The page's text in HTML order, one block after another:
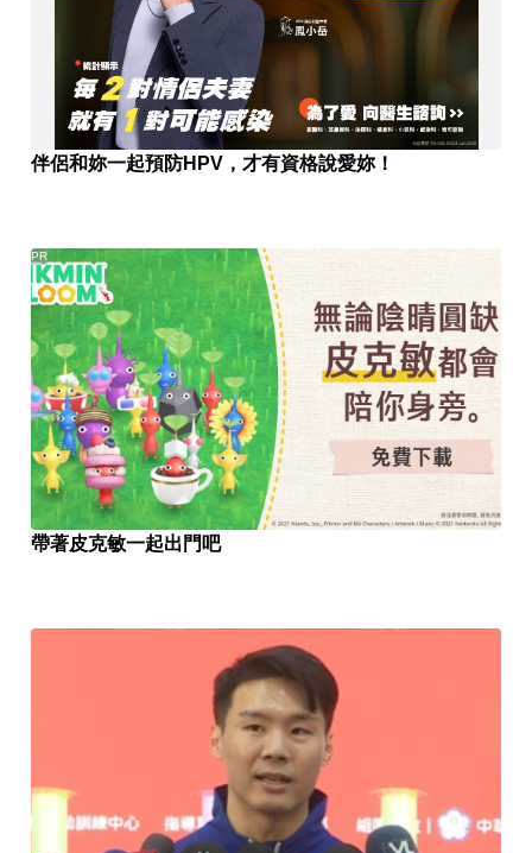
伴侶和妳一起預防HPV，才有資格說愛妳！
帶著皮克敏一起出門吧
PR